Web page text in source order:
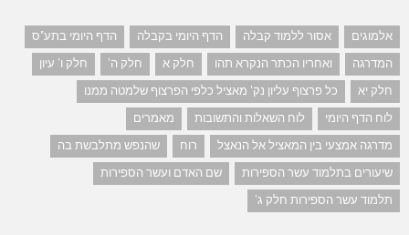
אלמוגים אסור ללמוד קבלה הדף היומי בקבלה
הדף היומי בתע"ס
המדרגה
ואחריו הכתר הנקרא תהו חלק א חלק ה'
חלק ו' עיון
חלק יא
כל פרצוף עליון נק' מאציל כלפי הפרצוף שלמטה ממנו
לוח הדף היומי
לוח השאלות והתשובות
מאמרים
מדרגה אמצעי בין המאציל אל הנאצל
רוח
שהנפש מתלבשת בה
שיעורים בתלמוד עשר הספירות
שם האדם ועשר הספירות
תלמוד עשר הספירות חלק ג'